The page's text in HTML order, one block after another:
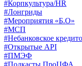
#Корпкультура/HR
#Лонгриды
#Мероприятия «Б.О»
#МСП
#Небанковское
#Открытые API
#ПМЭФ
#Подкасты ПроЦФА